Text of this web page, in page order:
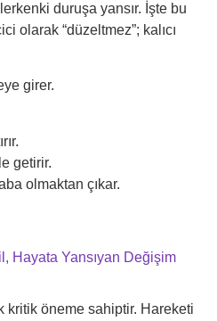
duruşa yansır. İşte bu
olarak “düzeltmez”; kalıcı
girer.
getirir.
olmaktan çıkar.
kritik öneme sahiptir. Hareketi